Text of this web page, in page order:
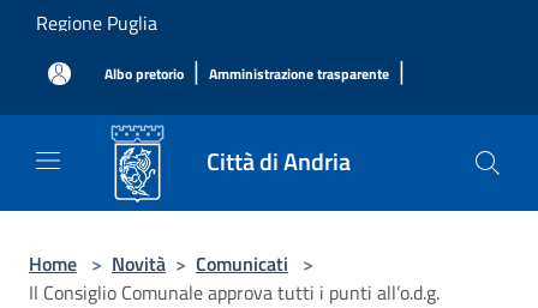
Salta al contenuto principale
Regione Puglia
Albo pretorio | Amministrazione trasparente |
Città di Andria
Home > Novità > Comunicati >
Il Consiglio Comunale approva tutti i punti all’o.d.g.